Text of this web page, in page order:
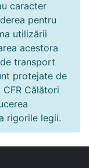
caracter
pentru
utilizării
acestora
transport
protejate de
Călători
rigorile legii.